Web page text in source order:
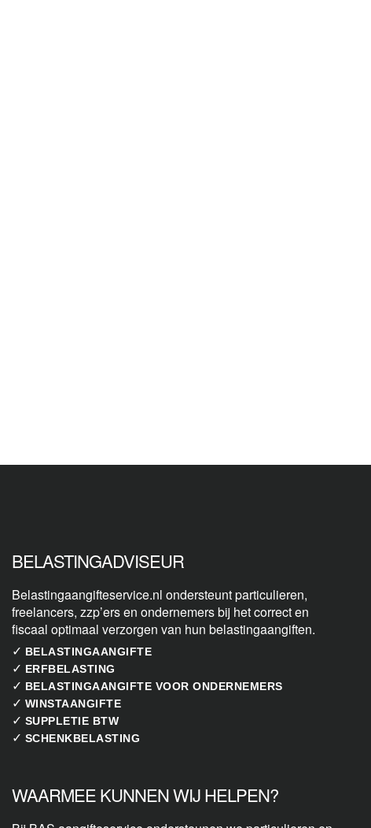
BELASTINGADVISEUR
Belastingaangifteservice.nl ondersteunt particulieren,
freelancers, zzp’ers en ondernemers bij het correct en
fiscaal optimaal verzorgen van hun belastingaangiften.
✓ BELASTINGAANGIFTE
✓ ERFBELASTING
✓ BELASTINGAANGIFTE VOOR ONDERNEMERS
✓ WINSTAANGIFTE
✓ SUPPLETIE BTW
✓ SCHENKBELASTING
WAARMEE KUNNEN WIJ HELPEN?